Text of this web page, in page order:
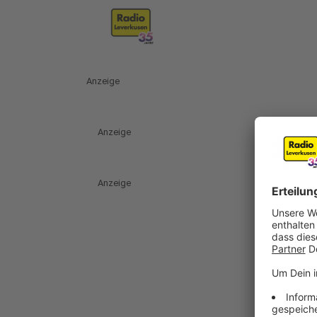
Anzeige
Anzeige
Anzeige